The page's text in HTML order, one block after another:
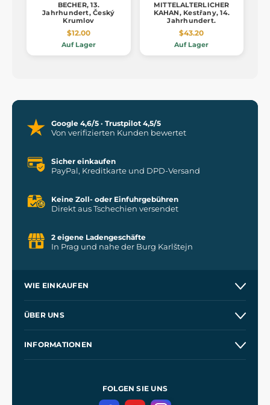
BECHER, 13.
Jahrhundert, Český
Krumlov
$12.00
Auf Lager
MITTELALTERLICHER
KAHAN, Kestřany, 14.
Jahrhundert.
$43.20
Auf Lager
Google 4,6/5 · Trustpilot 4,5/5
Von verifizierten Kunden bewertet
Sicher einkaufen
PayPal, Kreditkarte und DPD-Versand
Keine Zoll- oder Einfuhrgebühren
Direkt aus Tschechien versendet
2 eigene Ladengeschäfte
In Prag und nahe der Burg Karlštejn
WIE EINKAUFEN
Kontakt
ÜBER UNS
INFORMATIONEN
DatenschutzerklärungFOLGEN SIE UNS